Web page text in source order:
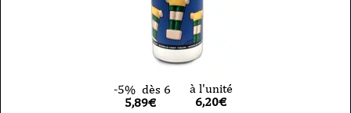
-5% dès 6
5,89€
à l'unité
6,20€